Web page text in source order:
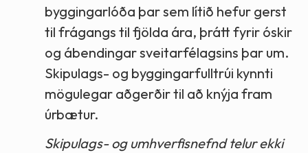
byggingarlóða þar sem lítið hefur gerst
til frágangs til fjölda ára, þrátt fyrir óskir
og ábendingar sveitarfélagsins þar um.
Skipulags- og byggingarfulltrúi kynnti
mögulegar aðgerðir til að knýja fram
úrbætur.
Skipulags- og umhverfisnefnd telur ekki